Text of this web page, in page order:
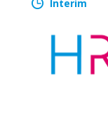
Interim